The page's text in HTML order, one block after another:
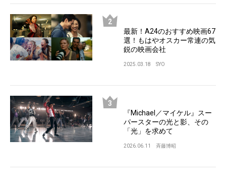
最新！A24のおすすめ映画67
選！もはやオスカー常連の気
鋭の映画会社
2025.03.18 SYO
『Michael／マイケル』スー
パースターの光と影、その
「光」を求めて
2026.06.11 斉藤博昭